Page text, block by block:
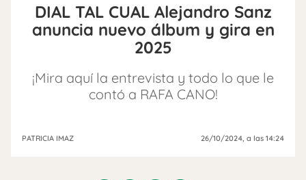
DIAL TAL CUAL Alejandro Sanz
anuncia nuevo álbum y gira en
2025
¡Mira aquí la entrevista y todo lo que le
contó a RAFA CANO!
PATRICIA IMAZ 26/10/2024, a las 14:24